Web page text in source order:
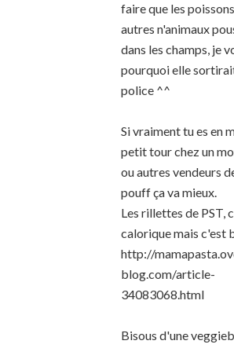
faire que les
autres n'animaux
dans les champs, je
pourquoi elle
police ^^
Si vraiment tu es en
petit tour chez un
ou autres vendeurs
pouff ça va mieux.
Les rillettes de PST,
calorique mais c'est
http://
blog.com/article-
34083068.html
Bisous d'une